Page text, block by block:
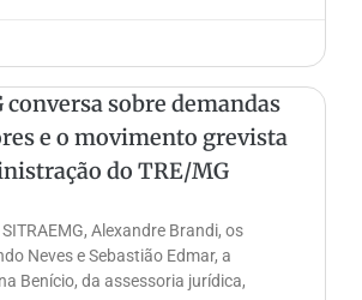
conversa sobre demandas
e o movimento grevista
do TRE/MG
Alexandre Brandi, os
Neves e Sebastião Edmar, a
Benício, da assessoria jurídica,